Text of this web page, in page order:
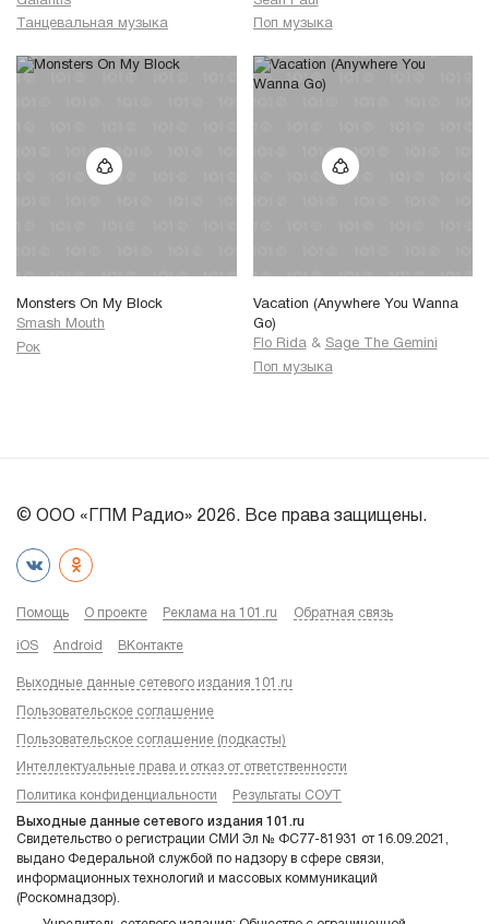
Танцевальная музыка
Поп музыка
Monsters On My Block
Smash Mouth
Рок
Vacation (Anywhere You Wanna
Go)
Flo Rida & Sage The Gemini
Поп музыка
© ООО «ГПМ Радио» 2026. Все права защищены.
Помощь О проекте Реклама на 101.ru Обратная связь
iOS Android ВКонтакте
Выходные данные сетевого издания 101.ru
Пользовательское соглашение
Пользовательское соглашение (подкасты)
Интеллектуальные права и отказ от ответственности
Политика конфиденциальности Результаты СОУТ
Выходные данные сетевого издания 101.ru
Свидетельство о регистрации СМИ Эл № ФС77-81931 от 16.09.2021,
выдано Федеральной службой по надзору в сфере связи,
информационных технологий и массовых коммуникаций
(Роскомнадзор).